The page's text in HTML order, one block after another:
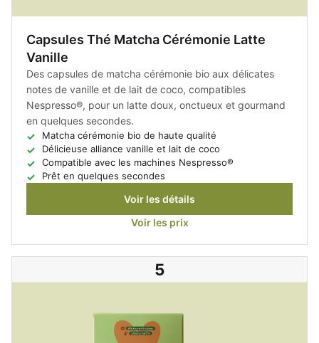
Capsules Thé Matcha Cérémonie Latte
Vanille
Des capsules de matcha cérémonie bio aux délicates
notes de vanille et de lait de coco, compatibles
Nespresso®, pour un latte doux, onctueux et gourmand
en quelques secondes.
Matcha cérémonie bio de haute qualité
Délicieuse alliance vanille et lait de coco
Compatible avec les machines Nespresso®
Prêt en quelques secondes
Voir les détails
Voir les prix
5